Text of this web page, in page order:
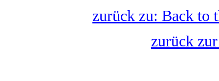
zurück zu: Back to
zurück